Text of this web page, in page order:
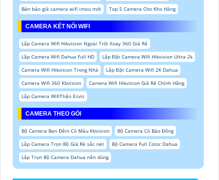
Bản báo giá camera wifi imou mới
Top 5 Camera Cho Kho Hàng
CAMERA KẾT NỐI WIFI
Lắp Camera Wifi Hikvision Ngoài Trời Xoay 360 Giá Rẻ
Lắp Camera Wifi Dahua Full HD
Lắp Đặt Camera Wifi Hikvision Ultra 2k
Camera Wifi Hikvision Trong Nhà
Lắp Đặt Camera Wifi 2K Dahua
Camera Wifi 360 Kbvision
Camera Wifi Hikvision Giá Rẻ Chính Hãng
Lắp Camera WifiThân Ezviz
CAMERA THEO GÓI
Bộ Camera Ban Đêm Có Màu Kbvision
Bộ Camera Có Báo Đông
Lắp Camera Trọn Bộ Giá Rẻ sắc nét
Bộ Camera Full Color Dahua
Lắp Trọn Bộ Camera Dahua nên dùng